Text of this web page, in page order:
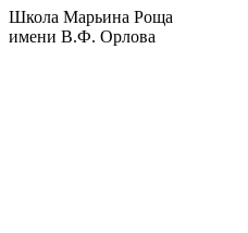
Школа Марьина Роща
имени В.Ф. Орлова